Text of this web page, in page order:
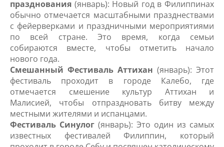
празднования (январь): Новый год в Филиппинах
обычно отмечается масштабными празднествами
с фейерверками и праздничными мероприятиями
по всей стране. Это время, когда семьи
собираются вместе, чтобы отметить начало
нового года.
Смешанный Фестиваль Аттихан (январь): Этот
фестиваль проходит в городе Калебо, где
отмечается смешение культур Аттихан и
Малисией, чтобы отпраздновать битву между
местными жителями и испанцами.
Фестиваль Синулог (январь): Это один из самых
известных фестивалей Филиппин, который